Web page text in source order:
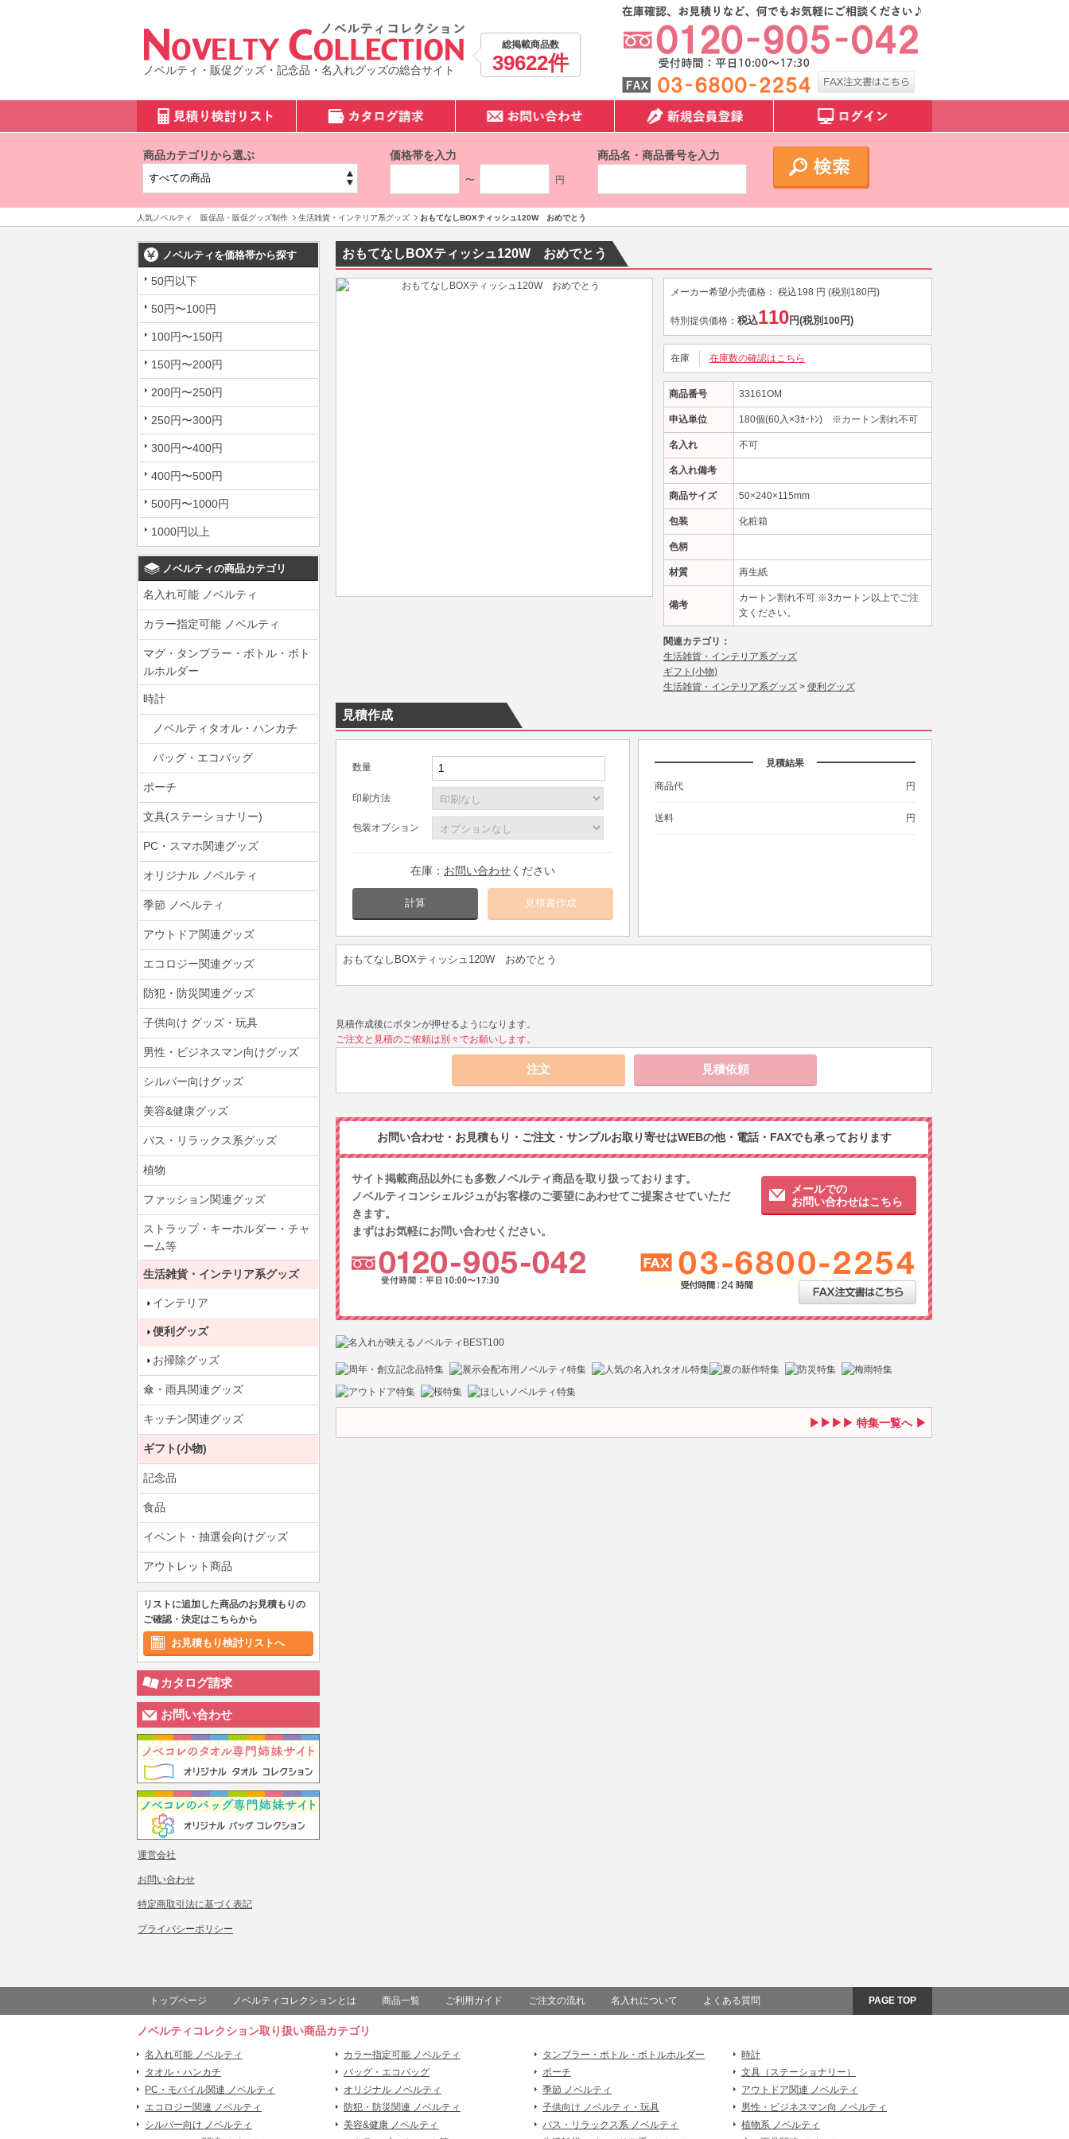
ノベルティ・販促グッズ・記念品・名入れグッズの総合サイト
総掲載商品数
39622件
商品カテゴリから選ぶ 価格帯を入力
〜 円
商品名・商品番号を入力
人気ノベルティ 販促品・販促グッズ制作 生活雑貨・インテリア系グッズ おもてなしBOXティッシュ120W おめでとう
ノベルティを価格帯から探す
50円以下
50円〜100円
100円〜150円
150円〜200円
200円〜250円
250円〜300円
300円〜400円
400円〜500円
500円〜1000円
1000円以上
ノベルティの商品カテゴリ
名入れ可能 ノベルティ
カラー指定可能 ノベルティ
マグ・タンブラー・ボトル・ボト
ルホルダー
時計
ノベルティタオル・ハンカチ
バッグ・エコバッグ
ポーチ
文具(ステーショナリー)
PC・スマホ関連グッズ
オリジナル ノベルティ
季節 ノベルティ
アウトドア関連グッズ
エコロジー関連グッズ
防犯・防災関連グッズ
子供向け グッズ・玩具
男性・ビジネスマン向けグッズ
シルバー向けグッズ
美容&健康グッズ
バス・リラックス系グッズ
植物
ファッション関連グッズ
ストラップ・キーホルダー・チャ
ーム等
生活雑貨・インテリア系グッズ
インテリア
便利グッズ
お掃除グッズ
傘・雨具関連グッズ
キッチン関連グッズ
ギフト(小物)
記念品
食品
イベント・抽選会向けグッズ
アウトレット商品
リストに追加した商品のお見積もりの
ご確認・決定はこちらから
お見積もり検討リストへ
カタログ請求
お問い合わせ
運営会社
お問い合わせ
特定商取引法に基づく表記
プライバシーポリシー
おもてなしBOXティッシュ120W おめでとう
メーカー希望小売価格： 税込198 円 (税別 180円)
特別提供価格： 税込110円(税別 100円)
在庫 在庫数の確認はこちら
商品番号 33161OM
申込単位 180個(60入×3ｶｰﾄﾝ) ※カートン割れ不可
名入れ 不可
名入れ備考
商品サイズ 50×240×115mm
包装 化粧箱
色柄
材質 再生紙
備考
カートン割れ不可 ※3カートン以上でご注
文ください。
関連カテゴリ：
生活雑貨・インテリア系グッズ
ギフト(小物)
生活雑貨・インテリア系グッズ > 便利グッズ
見積作成
数量
印刷方法
包装オプション
在庫： お問い合わせください
計算
見積結果
商品代 円
送料 円
おもてなしBOXティッシュ120W おめでとう
見積作成後にボタンが押せるようになります。
ご注文と見積のご依頼は別々でお願いします。
お問い合わせ・お見積もり・ご注文・サンプルお取り寄せはWEBの他・電話・FAXでも承っております
サイト掲載商品以外にも多数ノベルティ商品を取り扱っております。
ノベルティコンシェルジュがお客様のご要望にあわせてご提案させていただ
きます。
まずはお気軽にお問い合わせください。
メールでの
お問い合わせはこちら
特集一覧へ
トップページ ノベルティコレクションとは 商品一覧 ご利用ガイド ご注文の流れ 名入れについて よくある質問 PAGE TOP
ノベルティコレクション取り扱い商品カテゴリ
名入れ可能 ノベルティ カラー指定可能 ノベルティ タンブラー・ボトル・ボトルホルダー
時計
タオル・ハンカチ
バッグ・エコバッグ ポーチ
文具（ステーショナリー）
PC・モバイル関連 ノベルティ
オリジナル ノベルティ 季節 ノベルティ
アウトドア関連 ノベルティ
エコロジー関連 ノベルティ
防犯・防災関連 ノベルティ 子供向け ノベルティ・玩具
男性・ビジネスマン向 ノベルティ
シルバー向け ノベルティ
美容&健康 ノベルティ バス・リラックス系 ノベルティ
植物系 ノベルティ